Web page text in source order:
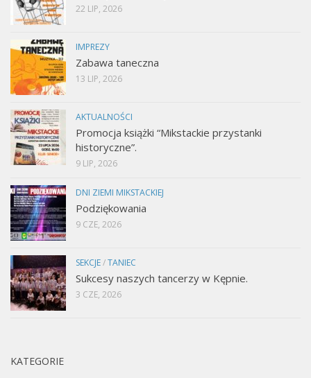
22 LIP, 2026
IMPREZY
Zabawa taneczna
13 LIP, 2026
AKTUALNOŚCI
Promocja książki “Mikstackie przystanki
historyczne”.
9 LIP, 2026
DNI ZIEMI MIKSTACKIEJ
Podziękowania
9 CZE, 2026
SEKCJE/TANIEC
Sukcesy naszych tancerzy w Kępnie.
3 CZE, 2026
KATEGORIE